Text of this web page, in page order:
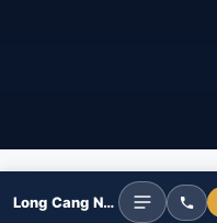
Long Cang New